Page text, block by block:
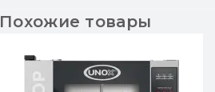
Похожие товары